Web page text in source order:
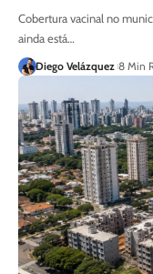
Cobertura vacinal no
ainda está…
Diego Velázquez 8 Min